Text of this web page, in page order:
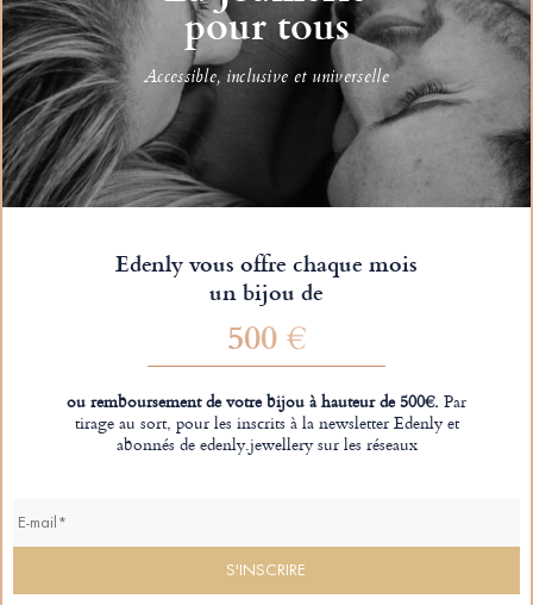
pour tous
Accessible, inclusive et universelle
Edenly vous offre chaque mois
un bijou de
500 €
ou remboursement de votre bijou à hauteur de 500€.Par
tirage au sort, pour les inscrits à la newsletter Edenly et
abonnés de edenly.jewellery sur les réseaux